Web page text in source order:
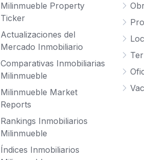
Milinmueble Property
Ticker
Actualizaciones del
Mercado Inmobiliario
Comparativas Inmobiliarias
Milinmueble
Milinmueble Market
Reports
Rankings Inmobiliarios
Milinmueble
Índices Inmobiliarios